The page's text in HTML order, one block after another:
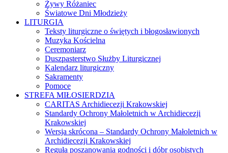
Żywy Różaniec
Światowe Dni Młodzieży
LITURGIA
Teksty liturgiczne o świętych i błogosławionych
Muzyka Kościelna
Ceremoniarz
Duszpasterstwo Służby Liturgicznej
Kalendarz liturgiczny
Sakramenty
Pomoce
STREFA MIŁOSIERDZIA
CARITAS Archidiecezji Krakowskiej
Standardy Ochrony Małoletnich w Archidiecezji
Krakowskiej
Wersja skrócona – Standardy Ochrony Małoletnich w
Archidiecezji Krakowskiej
Reguła poszanowania godności i dóbr osobistych